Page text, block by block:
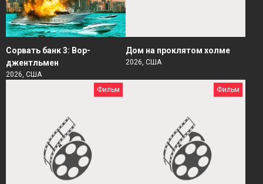
Сорвать банк 3: Вор-
джентльмен
2026, США
Дом на проклятом холме
2026, США
Фильм Фильм